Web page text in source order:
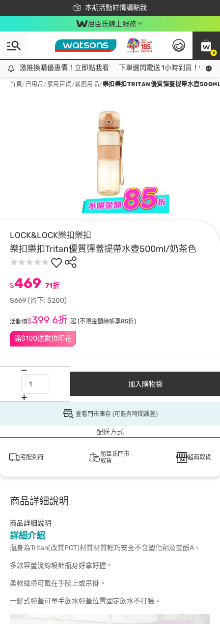
本期活動詳情請點我
下載app最高回饋$350
屈臣氏線上服務
0
激推換購優惠價！立即點我看
激推換購優惠價！立即點我看 下單選閃電送 1小時到貨！領神
首頁/ 日用品/ 家用百貨/餐廚用品/樂扣樂扣TRITAN優質彈蓋提帶水壺
LOCK&LOCK樂扣樂扣
樂扣樂扣Tritan優質彈蓋提帶水壺500ml/奶茶色
滿$100送數位印花
$469 71折
$669(省下: $200)
活動價$399 6折 起 (不限金額結帳享85折)
加入購物袋
查看門市庫存 (可能有時間誤差)
配送方式
宅配到府
屈臣氏門市
取貨
超商取貨
商品詳細說明
商品詳細說明
詳細介紹
瓶身為Tritan(改質PCT)材質材質輕巧安全不含塑化劑及雙酚A。
多款容量流線設計瓶身好拿好握。
柔軟織帶可戴在手腕上或吊掛。
一鍵式彈蓋可單手飲水彈蓋位置固定飲水不打臉。